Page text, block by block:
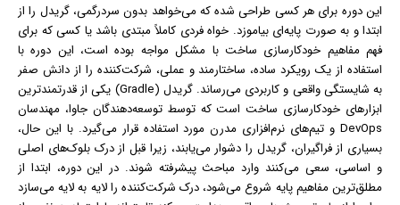
این دوره برای هر کسی طراحی شده که می‌خواهد بدون سردرگمی، گریدل را از
ابتدا و به صورت پایه‌ای بیاموزد. خواه فردی کاملاً مبتدی باشد یا کسی که برای
فهم مفاهیم خودکارسازی ساخت با مشکل مواجه بوده است، این دوره با
استفاده از یک رویکرد ساده، ساختارمند و عملی، شرکت‌کننده را از دانش صفر
به شایستگی واقعی و کاربردی می‌رساند. گریدل (Gradle) یکی از قدرتمندترین
ابزارهای خودکارسازی ساخت است که توسط توسعه‌دهندگان جاوا، مهندسان
DevOps و تیم‌های نرم‌افزاری مدرن مورد استفاده قرار می‌گیرد. با این حال،
بسیاری از فراگیران، گریدل را دشوار می‌یابند، زیرا قبل از درک بلوک‌های اصلی
و اساسی، سعی می‌کنند وارد مباحث پیشرفته شوند. در این دوره، ابتدا از
مطلق‌ترین مفاهیم پایه شروع می‌شود، درک شرکت‌کننده را لایه به لایه می‌سازد